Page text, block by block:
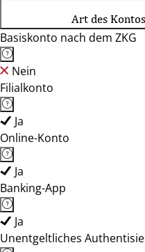
Art des
Basiskonto nach dem ZKG
Nein
Filialkonto
Ja
Online-Konto
Ja
Banking-App
Ja
Unentgeltliches